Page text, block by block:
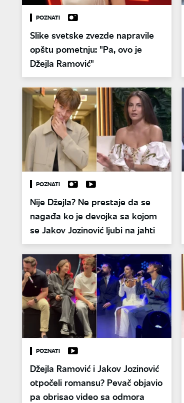
POZNATI
Slike svetske zvezde napravile
opštu pometnju: "Pa, ovo je
Džejla Ramović"
POZNATI
Nije Džejla? Ne prestaje da se
nagađa ko je devojka sa kojom
se Jakov Jozinović ljubi na jahti
POZNATI
Džejla Ramović i Jakov Jozinović
otpočeli romansu? Pevač objavio
pa obrisao video sa odmora